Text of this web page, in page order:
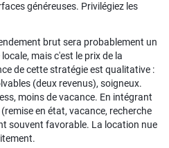
généreuses. Privilégiez les
brut sera probablement un
mais c'est le prix de la
de cette stratégie est qualitative :
(deux revenus), soigneux.
moins de vacance. En intégrant
en état, vacance, recherche
souvent favorable. La location nue